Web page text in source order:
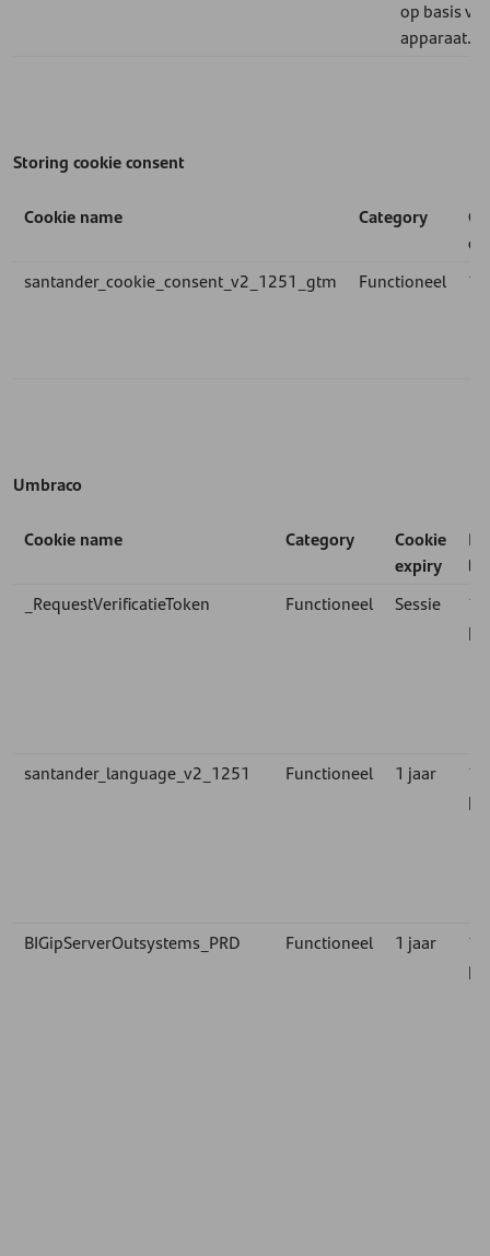
op basis
apparaat.
Storing cookie consent
Cookie name Category
santander_cookie_consent_v2_1251_gtm
Functioneel 1
Umbraco
Cookie name Category
Cookie
expiry
_RequestVerificatieToken
Functioneel Sessie
1st
santander_language_v2_1251 Functioneel 1 jaar
1st
BIGipServerOutsystems_PRD Functioneel 1 jaar
1st